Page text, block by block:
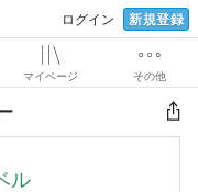
ログイン 新規登録
マイページ その他
ル